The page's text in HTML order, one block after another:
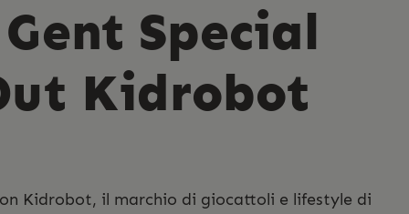
Special
Kidrobot
Kidrobot, il marchio di giocattoli e lifestyle di